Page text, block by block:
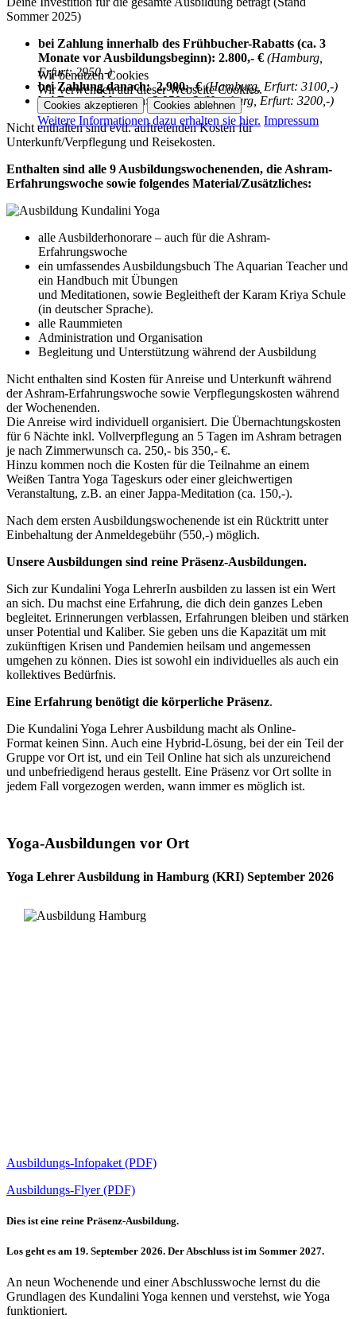
Sommer 2025)
bei Zahlung innerhalb des Frühbucher-Rabatts (ca. 3
Monate vor Ausbildungsbeginn): 2.800,- € (Hamburg,
Erfurt: 2950,-)
bei Zahlung danach: 2.900,- €(Hamburg, Erfurt: 3100,-)
bei Ratenzahlungen: 2.950,- €(Hamburg, Erfurt: 3200,-)
Nicht enthalten sind evtl. auftretenden Kosten für
Unterkunft/Verpflegung und Reisekosten.
Enthalten sind alle 9 Ausbildungswochenenden, die Ashram-
Erfahrungswoche sowie folgendes Material/Zusätzliches:
alle Ausbilderhonorare – auch für die Ashram-
Erfahrungswoche
ein umfassendes Ausbildungsbuch The Aquarian Teacher und
ein Handbuch mit Übungen
und Meditationen, sowie Begleitheft der Karam Kriya Schule
(in deutscher Sprache).
alle Raummieten
Administration und Organisation
Begleitung und Unterstützung während der Ausbildung
Nicht enthalten sind Kosten für Anreise und Unterkunft während
der Ashram-Erfahrungswoche sowie Verpflegungskosten während
der Wochenenden.
Die Anreise wird individuell organisiert. Die Übernachtungskosten
für 6 Nächte inkl. Vollverpflegung an 5 Tagen im Ashram betragen
je nach Zimmerwunsch ca. 250,- bis 350,- €.
Hinzu kommen noch die Kosten für die Teilnahme an einem
Weißen Tantra Yoga Tageskurs oder einer gleichwertigen
Veranstaltung, z.B. an einer Jappa-Meditation (ca. 150,-).
Nach dem ersten Ausbildungswochenende ist ein Rücktritt unter
Einbehaltung der Anmeldegebühr (550,-) möglich.
Unsere Ausbildungen sind reine Präsenz-Ausbildungen.
Sich zur Kundalini Yoga LehrerIn ausbilden zu lassen ist ein Wert
an sich. Du machst eine Erfahrung, die dich dein ganzes Leben
begleitet. Erinnerungen verblassen, Erfahrungen bleiben und stärken
unser Potential und Kaliber. Sie geben uns die Kapazität um mit
zukünftigen Krisen und Pandemien heilsam und angemessen
umgehen zu können. Dies ist sowohl ein individuelles als auch ein
kollektives Bedürfnis.
Eine Erfahrung benötigt die körperliche Präsenz.
Die Kundalini Yoga Lehrer Ausbildung macht als Online-
Format keinen Sinn. Auch eine Hybrid-Lösung, bei der ein Teil der
Gruppe vor Ort ist, und ein Teil Online hat sich als unzureichend
und unbefriedigend heraus gestellt. Eine Präsenz vor Ort sollte in
jedem Fall vorgezogen werden, wann immer es möglich ist.
Yoga-Ausbildungen vor Ort
Yoga Lehrer Ausbildung in Hamburg (KRI) September 2026
Ausbildungs-Infopaket (PDF)
Ausbildungs-Flyer (PDF)
Dies ist eine reine Präsenz-Ausbildung.
Los geht es am 19. September 2026. Der Abschluss ist im Sommer 2027.
An neun Wochenende und einer Abschlusswoche lernst du die
Grundlagen des Kundalini Yoga kennen und verstehst, wie Yoga
funktioniert.
Wir benutzen Cookies
Wir verwenden auf dieser Webseite Cookies.
Cookies akzeptieren Cookies ablehnen
Weitere Informationen dazu erhalten sie hier. Impressum